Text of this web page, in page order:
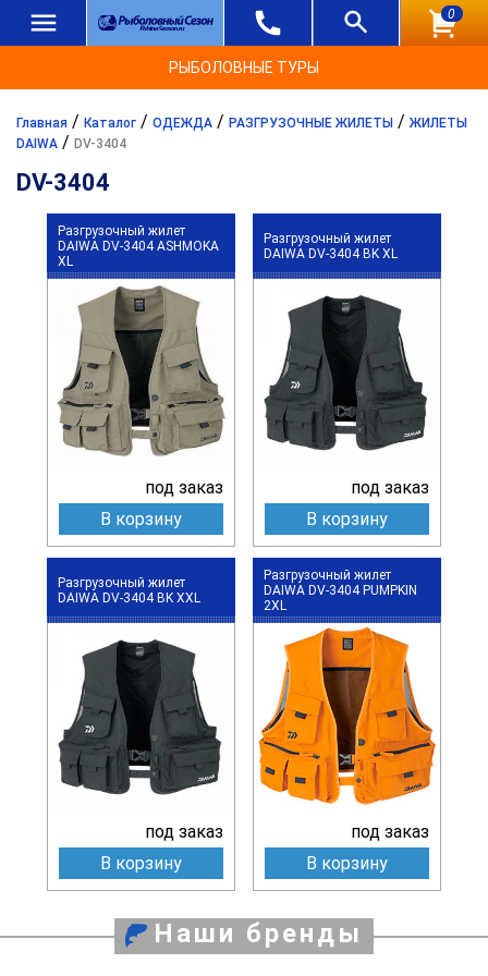
0
РЫБОЛОВНЫЕ ТУРЫ
Главная / Каталог / ОДЕЖДА / РАЗГРУЗОЧНЫЕ ЖИЛЕТЫ / ЖИЛЕТЫ
DAIWA / DV-3404
DV-3404
Разгрузочный жилет
DAIWA DV-3404 ASHMOKA
XL
под заказ
В корзину
Разгрузочный жилет
DAIWA DV-3404 BK XL
под заказ
В корзину
Разгрузочный жилет
DAIWA DV-3404 BK XXL
под заказ
В корзину
Разгрузочный жилет
DAIWA DV-3404 PUMPKIN
2XL
под заказ
В корзину
Наши бренды